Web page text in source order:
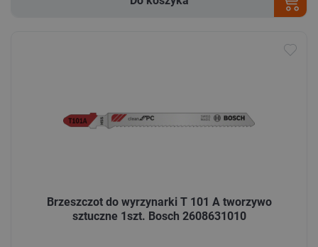
Brzeszczot do wyrzynarki T 101 A tworzywo
sztuczne 1szt. Bosch 2608631010